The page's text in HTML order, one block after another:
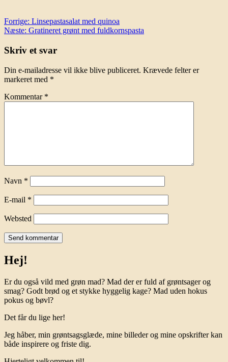
Indlægsnavigation
Forrige: Linsepastasalat med quinoa
Næste: Gratineret grønt med fuldkornspasta
Skriv et svar
Din e-mailadresse vil ikke blive publiceret. Krævede felter er
markeret med *
Kommentar *
Navn *
E-mail *
Websted
Hej!
Er du også vild med grøn mad? Mad der er fuld af grøntsager og
smag? Godt brød og et stykke hyggelig kage? Mad uden hokus
pokus og bøvl?
Det får du lige her!
Jeg håber, min grøntsagsglæde, mine billeder og mine opskrifter kan
både inspirere og friste dig.